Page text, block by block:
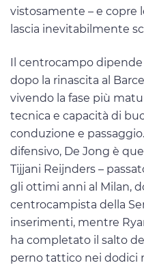
vistosamente – e copre
lascia inevitabilmente
Il centrocampo dipende
dopo la rinascita al
vivendo la fase più
tecnica e capacità di
conduzione e
difensivo, De Jong è
Tijjani Reijnders –
gli ottimi anni al Milan,
centrocampista della
inserimenti, mentre
ha completato il salto
perno tattico nei dodici